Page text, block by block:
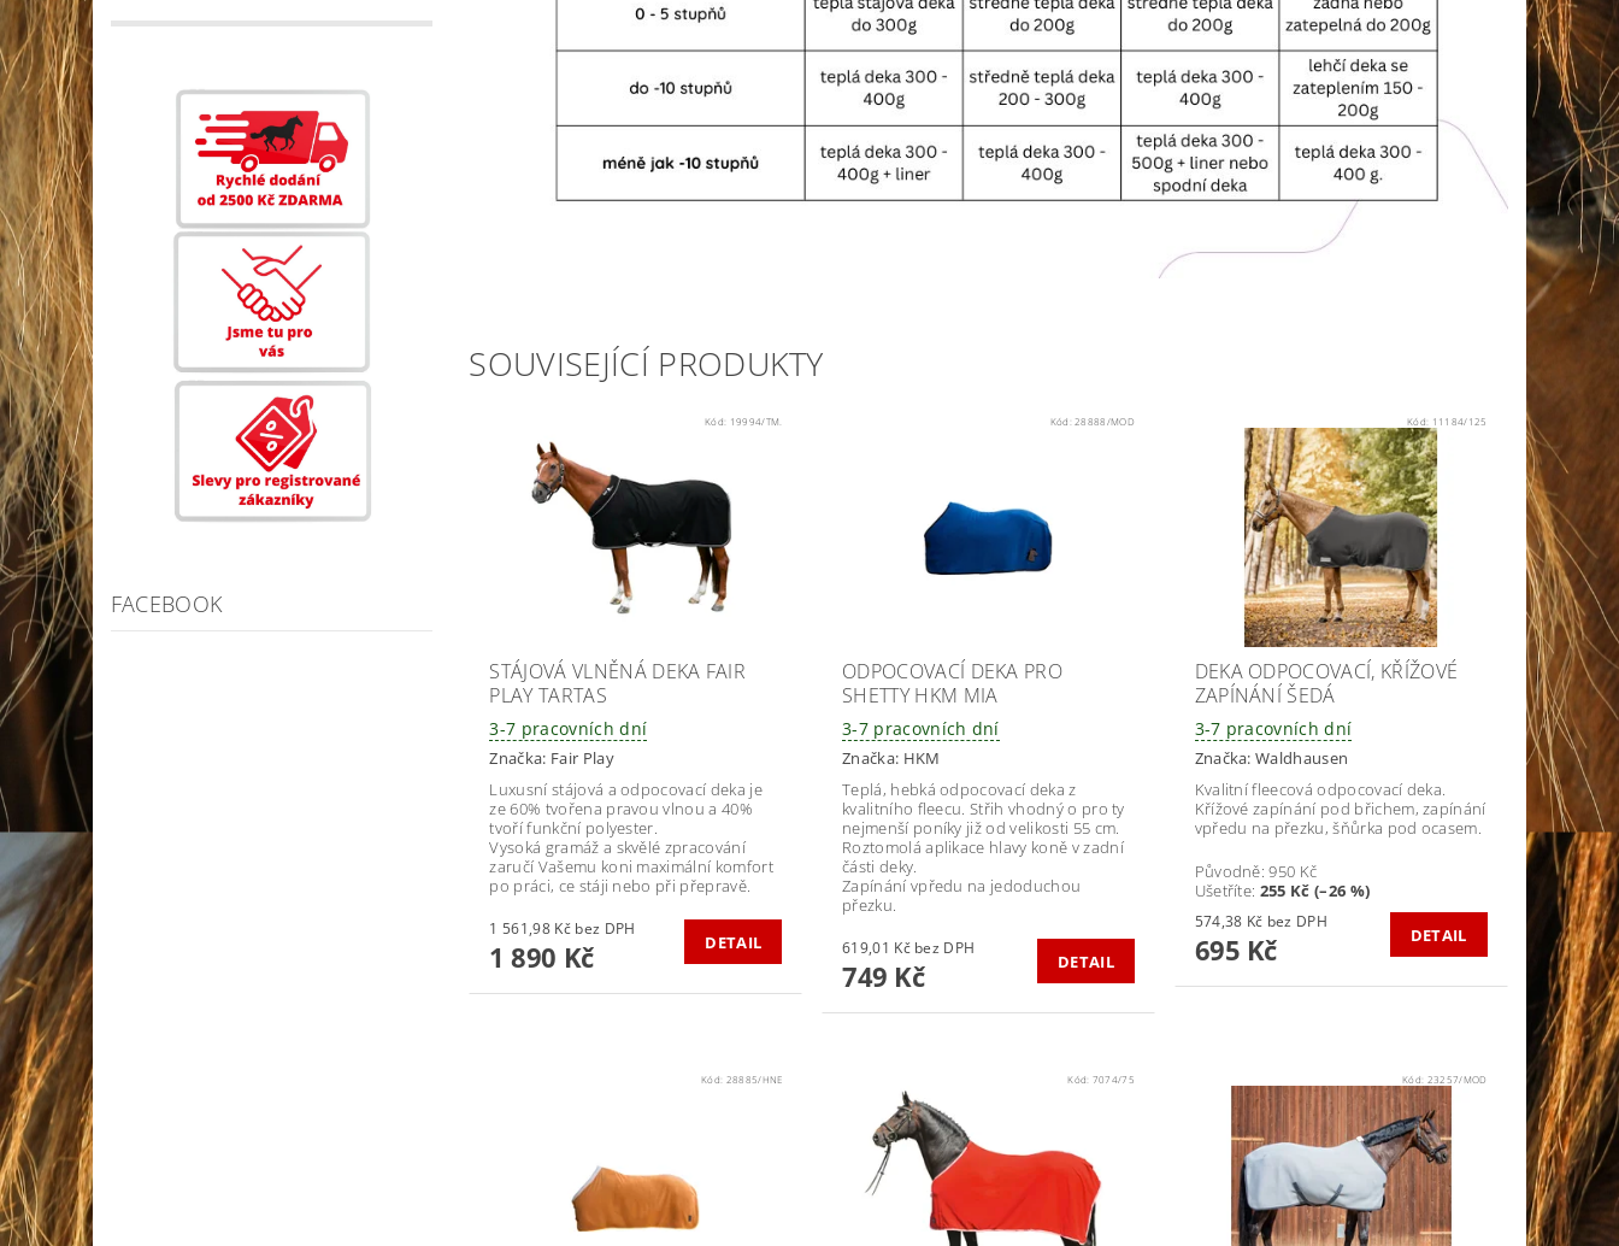
FACEBOOK
SOUVISEJÍCÍ PRODUKTY
Kód: 19994/TM.
STÁJOVÁ VLNĚNÁ DEKA FAIR
PLAY TARTAS
3-7 pracovních dní
Značka: Fair Play
Luxusní stájová a odpocovací deka je
ze 60% tvořena pravou vlnou a 40%
tvoří funkční polyester.
Vysoká gramáž a skvělé zpracování
zaručí Vašemu koni maximální komfort
po práci, ce stáji nebo při přepravě.
1 561,98 Kč bez DPH
1 890 Kč DETAIL
Kód:28888/MOD
ODPOCOVACÍ DEKA PRO
SHETTY HKM MIA
3-7 pracovních dní
Značka: HKM
Teplá, hebká odpocovací deka z
kvalitního fleecu. Střih vhodný o pro ty
nejmenší poníky již od velikosti 55 cm.
Roztomolá aplikace hlavy koně v zadní
části deky.
Zapínání vpředu na jedoduchou
přezku.
619,01 Kč bez DPH
749 Kč DETAIL
Kód: 11184/125
DEKA ODPOCOVACÍ, KŘÍŽOVÉ
ZAPÍNÁNÍ ŠEDÁ
3-7 pracovních dní
Značka:Waldhausen
Kvalitní fleecová odpocovací deka.
Křížové zapínání pod břichem, zapínání
vpředu na přezku, šňůrka pod ocasem.
Původně:950 Kč
Ušetříte: 255 Kč (–26 %)
574,38 Kč bez DPH
695 Kč DETAIL
Kód: 28885/HNE Kód: 7074/75 Kód: 23257/MOD